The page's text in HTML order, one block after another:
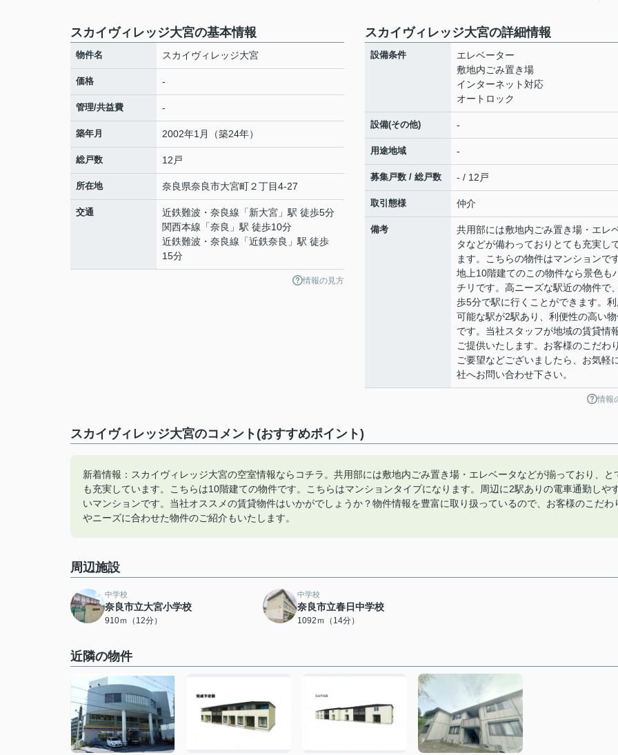
スカイヴィレッジ大宮の基本情報
物件名 スカイヴィレッジ大宮
価格 -
管理/共益費 -
築年月 2002年1月（築24年）
総戸数 12戸
所在地 奈良県奈良市大宮町２丁目4-27
交通 近鉄難波・奈良線 「新大宮 」駅 徒歩5分
関西本線 「奈良 」駅 徒歩10分
近鉄難波・奈良線 「近鉄奈良 」駅 徒歩
15分
情報の見方
スカイヴィレッジ大宮の詳細情報
設備条件
エレベーター
敷地内ごみ置き場
インターネット対応
オートロック
設備(その他) -
用途地域 -
募集戸数 / 総戸数 - / 12戸
取引態様 仲介
備考
共用部には敷地内ごみ置き場・エレ
タなどが備わっておりとても充実し
ます。こちらの物件はマンションです
地上10階建てのこの物件なら景色も
チリです。高ニーズな駅近の物件で
歩5分で駅に行くことができます。利
可能な駅が2駅あり、利便性の高い
です。当社スタッフが地域の賃貸情
ご提供いたします。お客様のこだわ
ご要望などございましたら、お気軽
社へお問い合わせ下さい。
情報
スカイヴィレッジ大宮のコメント(おすすめポイント)
新着情報：スカイヴィレッジ大宮の空室情報ならコチラ。共用部には敷地内ごみ置き場・エレベータなどが揃っており、と
も充実しています。こちらは10階建ての物件です。こちらはマンションタイプになります。周辺に2駅ありの電車通勤しや
いマンションです。当社オススメの賃貸物件はいかがでしょうか？物件情報を豊富に取り扱っているので、お客様のこだわ
やニーズに合わせた物件のご紹介もいたします。
周辺施設
中学校
奈良市立大宮小学校
910ｍ（12分）
中学校
奈良市立春日中学校
1092ｍ（14分）
近隣の物件